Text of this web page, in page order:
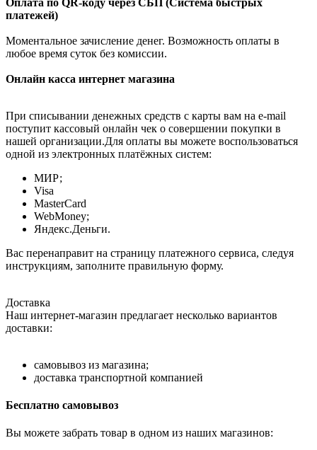
платежей)
Моментальное зачисление денег. Возможность оплаты в
любое время суток без комиссии.
Онлайн касса интернет магазина
При списывании денежных средств с карты вам на e-mail
поступит кассовый онлайн чек о совершении покупки в
нашей организации.Для оплаты вы можете воспользоваться
одной из электронных платёжных систем:
МИР;
Visa
MasterCard
WebMoney;
Яндекс.Деньги.
Вас перенаправит на страницу платежного сервиса, следуя
инструкциям, заполните правильную форму.
Доставка
Наш интернет-магазин предлагает несколько вариантов
доставки:
самовывоз из магазина;
доставка транспортной компанией
Бесплатно самовывоз
Вы можете забрать товар в одном из наших магазинов: